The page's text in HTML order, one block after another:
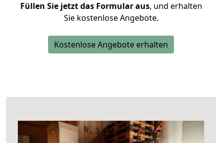
Füllen Sie jetzt das Formular aus, und erhalten
Sie kostenlose Angebote.
Kostenlose Angebote erhalten